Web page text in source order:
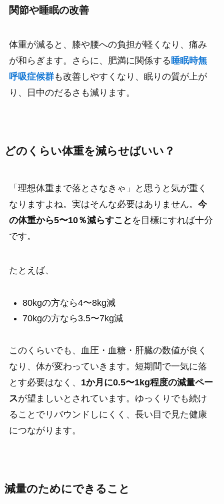
関節や睡眠の改善
体重が減ると、膝や腰への負担が軽くなり、痛み
が和らぎます。さらに、肥満に関係する 睡眠時無
呼吸症候群も改善しやすくなり、眠りの質が上が
り、日中のだるさも減ります。
どのくらい体重を減らせばいい？
「理想体重まで落とさなきゃ」と思うと気が重く
なりますよね。実はそんな必要はありません。 今
の体重から5〜10％減らすこと を目標にすれば十分
です。
たとえば、
80kgの方なら4〜8kg減
70kgの方なら3.5〜7kg減
このくらいでも、血圧・血糖・肝臓の数値が良く
なり、体が変わっていきます。短期間で一気に落
とす必要はなく、 1か月に0.5〜1kg程度の減量ペー
スが望ましいとされています。ゆっくりでも続け
ることでリバウンドしにくく、長い目で見た健康
につながります。
減量のためにできること